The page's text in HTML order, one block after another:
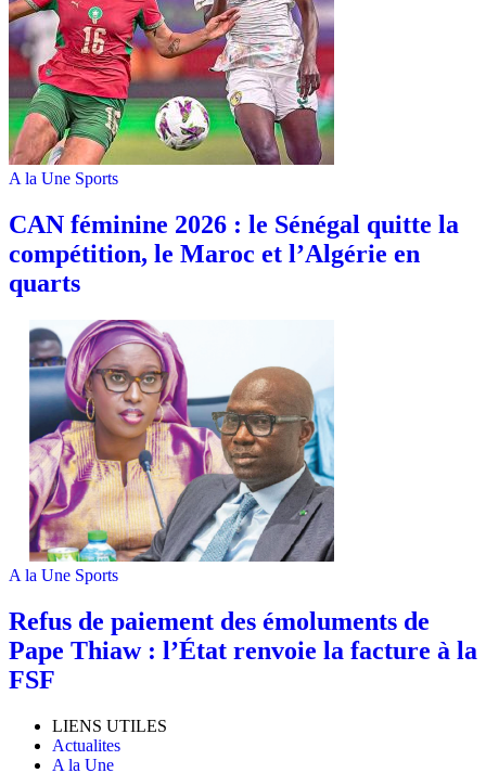
A la Une Sports
‎CAN féminine 2026 : le Sénégal quitte la
compétition, le Maroc et l’Algérie en
quarts
A la Une Sports
Refus de paiement des émoluments de
Pape Thiaw : l’État renvoie la facture à la
FSF
LIENS UTILES
Actualites
A la Une